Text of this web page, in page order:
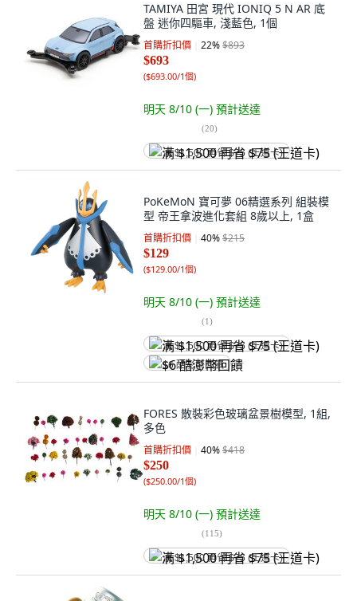
TAMIYA 田宮 現代 IONIQ 5 N AR 底
盤 迷你四驅車, 淺藍色, 1個
首購折扣價 22%$893
$693
($693.00/1個)
明天 8/10 (一) 預計送達
(20)
满 $1,500 再省 $75 (王道卡)
PoKeMoN 寶可夢 06精選系列 組裝模
型 帝王拿波進化套組 8歲以上, 1盒
首購折扣價 40%$215
$129
($129.00/1個)
明天 8/10 (一) 預計送達
(1)
满 $1,500 再省 $75 (王道卡)
$6 酷澎幣回饋
FORES 散裝彩色玻璃盆景樹模型, 1組,
多色
首購折扣價 40%$418
$250
($250.00/1個)
明天 8/10 (一) 預計送達
(115)
满 $1,500 再省 $75 (王道卡)